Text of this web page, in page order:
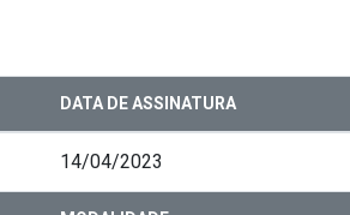
DATA DE ASSINATURA
14/04/2023